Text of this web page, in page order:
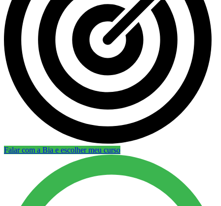
Falar com a Bia e escolher meu curso